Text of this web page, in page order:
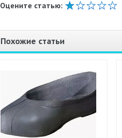
Оцените статью:
Похожие статьи